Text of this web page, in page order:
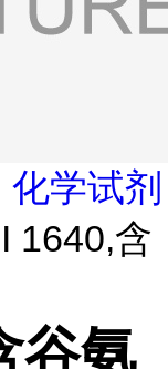
化学试剂
1640,含
谷氨